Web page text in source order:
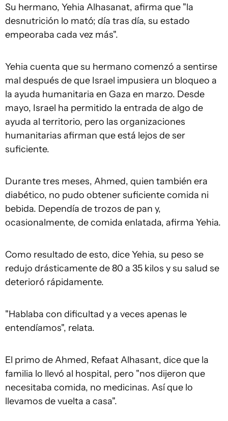
Su hermano, Yehia Alhasanat, afirma que "la
desnutrición lo mató; día tras día, su estado
empeoraba cada vez más".
Yehia cuenta que su hermano comenzó a sentirse
mal después de que Israel impusiera un bloqueo a
la ayuda humanitaria en Gaza en marzo. Desde
mayo, Israel ha permitido la entrada de algo de
ayuda al territorio, pero las organizaciones
humanitarias afirman que está lejos de ser
suficiente.
Durante tres meses, Ahmed, quien también era
diabético, no pudo obtener suficiente comida ni
bebida. Dependía de trozos de pan y,
ocasionalmente, de comida enlatada, afirma Yehia.
Como resultado de esto, dice Yehia, su peso se
redujo drásticamente de 80 a 35 kilos y su salud se
deterioró rápidamente.
"Hablaba con dificultad y a veces apenas le
entendíamos", relata.
El primo de Ahmed, Refaat Alhasant, dice que la
familia lo llevó al hospital, pero "nos dijeron que
necesitaba comida, no medicinas. Así que lo
llevamos de vuelta a casa".